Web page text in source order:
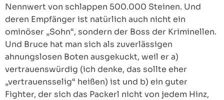
Nennwert von schlappen 500.000 Steinen. Und
deren Empfänger ist natürlich auch nicht ein
ominöser „Sohn“, sondern der Boss der Kriminellen.
Und Bruce hat man sich als zuverlässigen
ahnungslosen Boten ausgekuckt, weil er a)
vertrauenswürdig (ich denke, das sollte eher
„vertrauensselig“ heißen) ist und b) ein guter
Fighter, der sich das Packerl nicht von jedem Hinz,